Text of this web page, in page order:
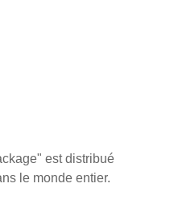
est distribué
le monde entier.